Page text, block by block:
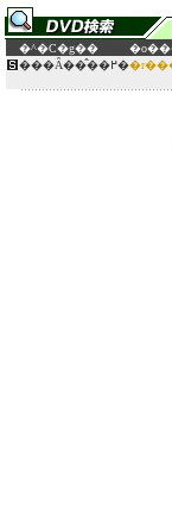
�^�C�g��
���Ȃ��̂��߂�